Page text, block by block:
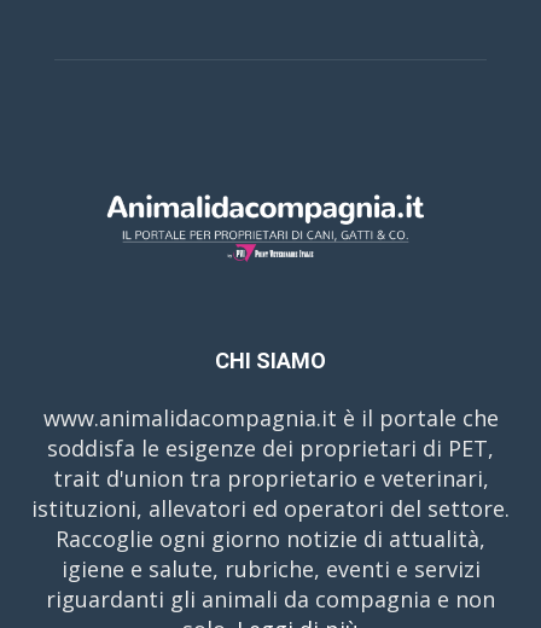
CHI SIAMO
www.animalidacompagnia.it è il portale che
soddisfa le esigenze dei proprietari di PET,
trait d'union tra proprietario e veterinari,
istituzioni, allevatori ed operatori del settore.
Raccoglie ogni giorno notizie di attualità,
igiene e salute, rubriche, eventi e servizi
riguardanti gli animali da compagnia e non